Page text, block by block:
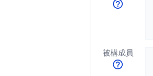
被構成員